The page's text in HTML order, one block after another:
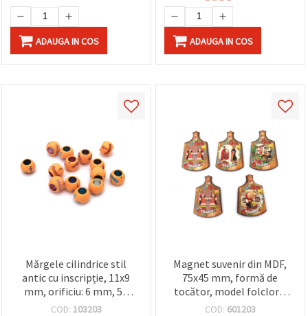
ADAUGA IN COS ADAUGA IN COS
Mărgele cilindrice stil
antic cu inscripție, 11x9
mm, orificiu: 6 mm, 50
grame (±80 buc.)
COD: 103203
Magnet suvenir din MDF,
75x45 mm, formă de
tocător, model folcloric
bulgăresc, MIX
COD: 601203